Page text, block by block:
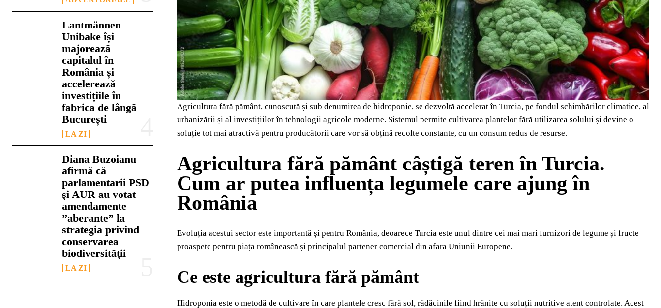
Lantmännen
Unibake își
majorează
capitalul în
România și
accelerează
investițiile în
fabrica de lângă
București
LA ZI
Diana Buzoianu
afirmă că
parlamentarii PSD
şi AUR au votat
amendamente
”aberante” la
strategia privind
conservarea
biodiversităţii
LA ZI
Agricultura fără pământ, cunoscută și sub denumirea de hidroponie, se dezvoltă accelerat în Turcia, pe fondul schimbărilor climatice, al
urbanizării și al investițiilor în tehnologii agricole moderne. Sistemul permite cultivarea plantelor fără utilizarea solului și devine o
soluție tot mai atractivă pentru producătorii care vor să obțină recolte constante, cu un consum redus de resurse.
Agricultura fără pământ câștigă teren în Turcia.
Cum ar putea influența legumele care ajung în
România
Evoluția acestui sector este importantă și pentru România, deoarece Turcia este unul dintre cei mai mari furnizori de legume și fructe
proaspete pentru piața românească și principalul partener comercial din afara Uniunii Europene.
Ce este agricultura fără pământ
Hidroponia este o metodă de cultivare în care plantele cresc fără sol, rădăcinile fiind hrănite cu soluții nutritive atent controlate. Acest